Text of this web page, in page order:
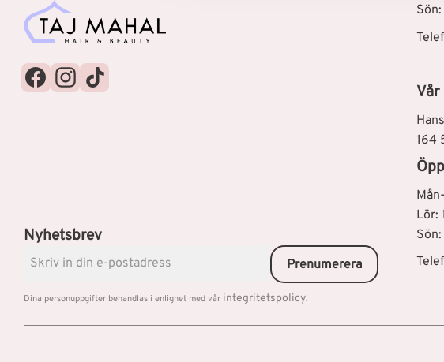
Sön:
164
Lör:
Sön:
Nyhetsbrev
Prenumerera
Dina personuppgifter behandlas i enlighet med vår integritetspolicy.